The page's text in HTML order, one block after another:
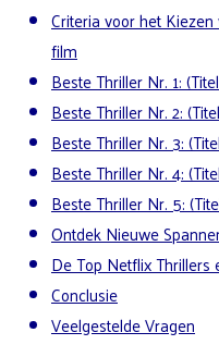
Criteria voor het
film
Beste Thriller Nr. 1:
Beste Thriller Nr. 2:
Beste Thriller Nr. 3:
Beste Thriller Nr. 4:
Beste Thriller Nr. 5:
Ontdek Nieuwe
De Top Netflix
Conclusie
Veelgestelde Vragen